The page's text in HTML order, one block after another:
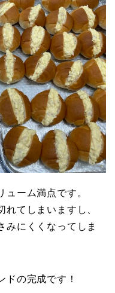
ューム満点です。
てしまいますし、
みにくくなってしま
ドの完成です！